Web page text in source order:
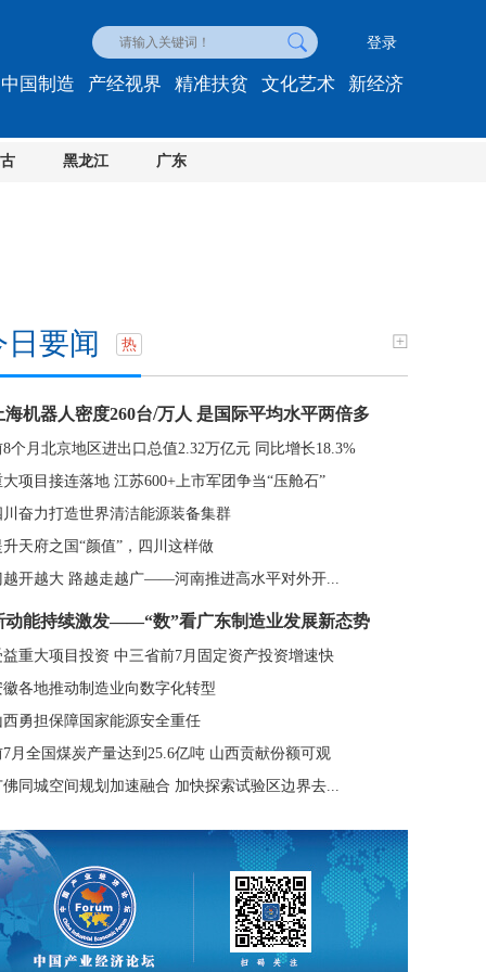
登录
黑龙江 广东
中国制造 产经视界 精准扶贫 文化艺术 新经济
年辽宁累计工业固投同比增长15.9% 实现连续18...
日要闻 热
海机器人密度260台/万人 是国际平均水平两倍多
8个月北京地区进出口总值2.32万亿元 同比增长18.3%
大项目接连落地 江苏600+上市军团争当“压舱石”
川奋力打造世界清洁能源装备集群
升天府之国“颜值”，四川这样做
越开越大 路越走越广——河南推进高水平对外开...
动能持续激发——“数”看广东制造业发展新态势
益重大项目投资 中三省前7月固定资产投资增速快
徽各地推动制造业向数字化转型
西勇担保障国家能源安全重任
7月全国煤炭产量达到25.6亿吨 山西贡献份额可观
佛同城空间规划加速融合 加快探索试验区边界去...